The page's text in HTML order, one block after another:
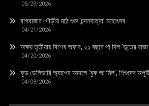
05/29/2026
বাগবাজার গৌড়ীয় মঠে শুরু ‘চন্দনযাত্রা’ মহোৎসব
04/21/2026
অক্ষয় তৃতীয়ায় বিশেষ অফার, ২১ বছরে পা দিল ‘ভূতের রাজা
04/20/2026
ফুড ডেলিভারি অ্যাপের আদলে ‘বুক আ মিল’, শিশুদের
04/08/2026